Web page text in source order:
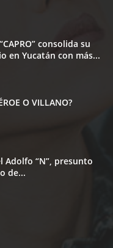
consolida su
en Yucatán con más...
O VILLANO?
Adolfo “N”, presunto
de...